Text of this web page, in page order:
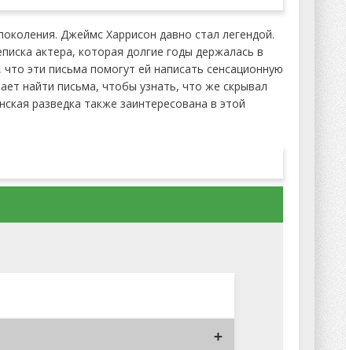
Джеймс Харрисон давно стал легендой.
актера, которая долгие годы держалась в
эти письма помогут ей написать сенсационную
найти письма, чтобы узнать, что же скрывал
разведка также заинтересована в этой